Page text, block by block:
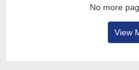
No more
View